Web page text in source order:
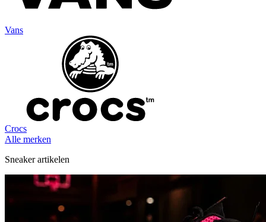
Vans
Crocs
Alle merken
Sneaker artikelen